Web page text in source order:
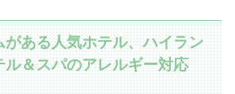
がある人気ホテル、ハイラン
ル＆スパのアレルギー対応